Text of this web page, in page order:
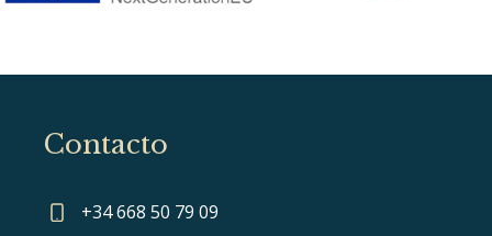
Contacto
+34 668 50 79 09